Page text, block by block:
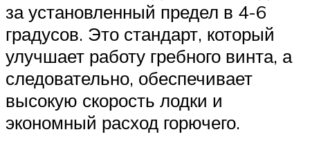
за установленный предел в 4-6
градусов. Это стандарт, который
улучшает работу гребного винта, а
следовательно, обеспечивает
высокую скорость лодки и
экономный расход горючего.